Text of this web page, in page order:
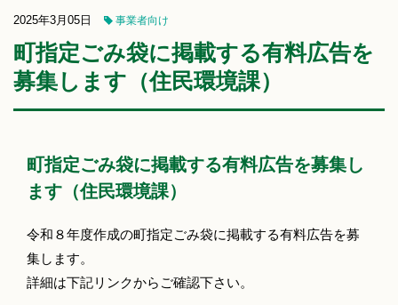
2025年3月05日 事業者向け
町指定ごみ袋に掲載する有料広告を
募集します（住民環境課）
町指定ごみ袋に掲載する有料広告を募集し
ます（住民環境課）
令和８年度作成の町指定ごみ袋に掲載する有料広告を募
集します。
詳細は下記リンクからご確認下さい。